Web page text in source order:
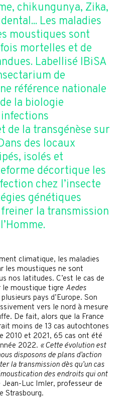
chikungunya, Zika,
Les maladies
moustiques sont
mortelles et de
Labellisé IBiSA
de
référence nationale
la biologie
de la transgénèse sur
des locaux
isolés et
décortique les
chez l’insecte
génétiques
la transmission
climatique, les maladies
les moustiques ne sont
nos latitudes. C’est le cas de
le moustique tigre Aedes
pays d’Europe. Son
vers le nord à mesure
De fait, alors que la France
moins de 13 cas autochtones
2010 et 2021, 65 cas ont été
2022. « Cette évolution est
disposons de plans d’action
la transmission dès qu’un cas
des endroits qui ont
Jean-Luc Imler, professeur de
Strasbourg.